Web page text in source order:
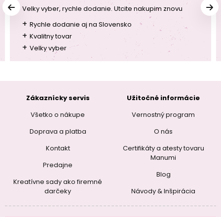
Velky vyber, rychle dodanie. Utcite nakupim znovu
+ Rychle dodanie aj na Slovensko
+ Kvalitny tovar
+ Velky vyber
Zákaznícky servis
Všetko o nákupe
Doprava a platba
Kontakt
Predajne
Kreatívne sady ako firemné
darčeky
Užitočné informácie
Vernostný program
O nás
Certifikáty a atesty tovaru
Manumi
Blog
Návody & Inšpirácia